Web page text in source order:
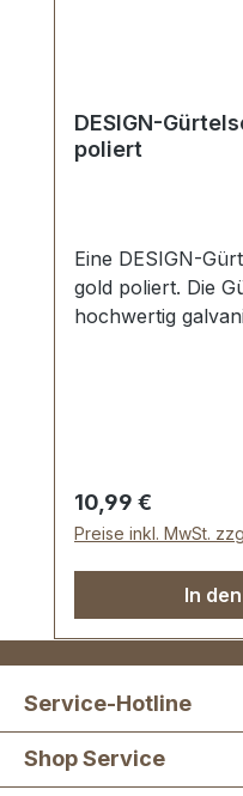
DESIGN-
poliert
Eine DESIGN-
gold poliert. Die
hochwertig
Regulärer Preis:
10,99 €
Preise inkl. MwSt.
In
Service-Hotline
Shop Service